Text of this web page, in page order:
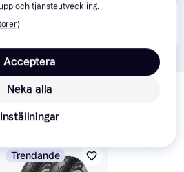
Trendande
och tjänsteutveckling.
Neka alla
Acceptera
Inställningar